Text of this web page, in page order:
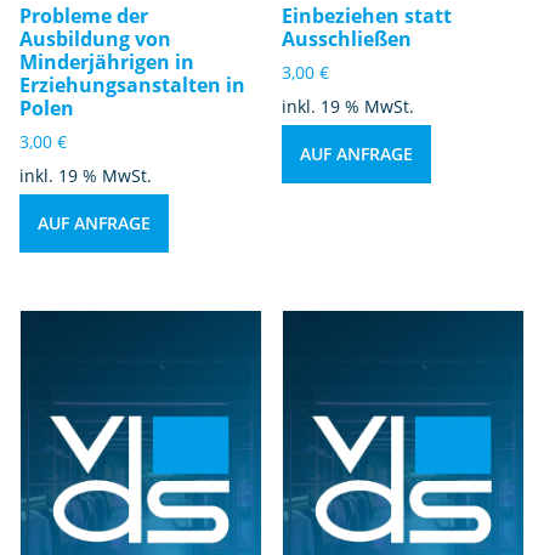
Probleme der
Ausbildung von
Minderjährigen in
Erziehungsanstalten in
Polen
3,00 €
inkl. 19 % MwSt.
AUF ANFRAGE
Einbeziehen statt
Ausschließen
3,00€
inkl. 19 % MwSt.
AUF ANFRAGE